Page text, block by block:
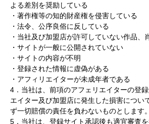
よる差別を奨励している
・著作権等の知的財産権を侵害している
・法令、公序良俗に反している
・当社及び加盟店が許可していない作品、
・サイトが一般に公開されていない
・サイトの内容が不明
・登録された情報に虚偽がある
・アフィリエイターが未成年者である
4．当社は、前項のアフェリエイターの登
エイター及び加盟店に発生した損害につい
ず一切賠償の責任を負わないものとします。
5．当社は、登録サイト承認後も適宜審査